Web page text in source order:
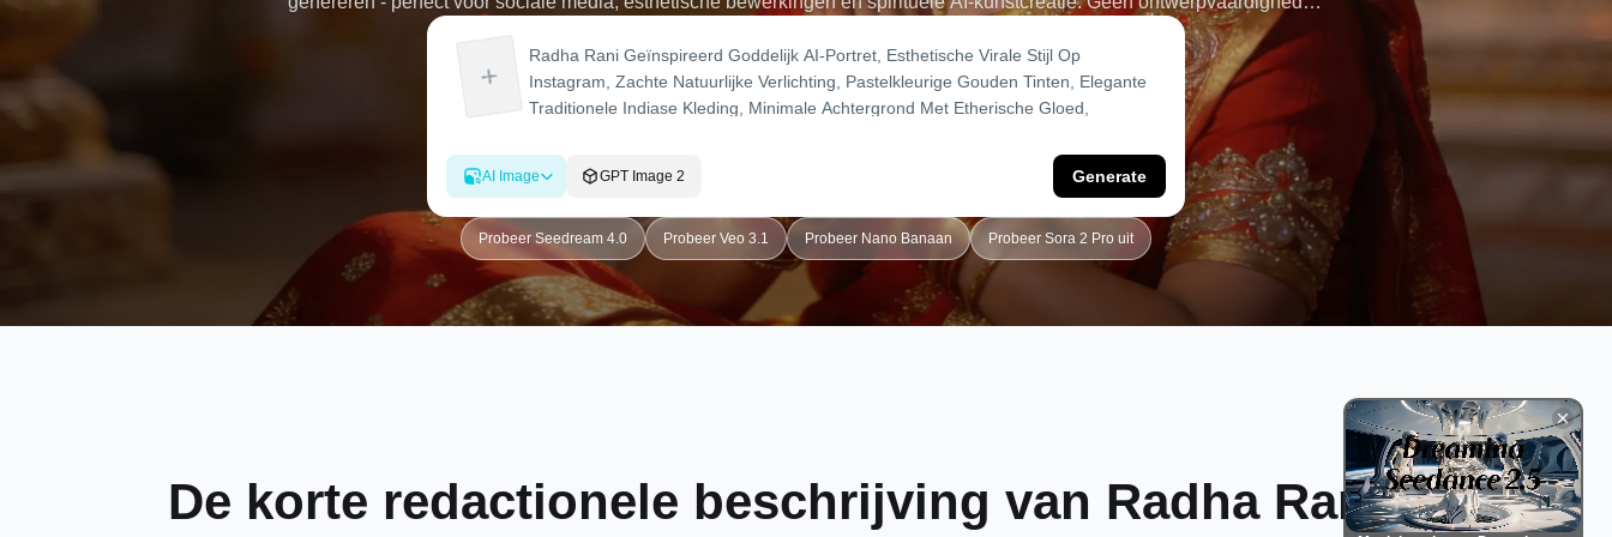
nodig, voer gewoon uw prompt in en laat Dreamina uw visie tot leven brengen met ultrarealistische, hoogwaardige AI-
generatie.
AI Image GPT Image 2 Generate
Probeer Seedream 4.0 Probeer Veo 3.1 Probeer Nano Banaan Probeer Sora 2 Pro uit
De korte redactionele beschrijving van Radha Rani AI